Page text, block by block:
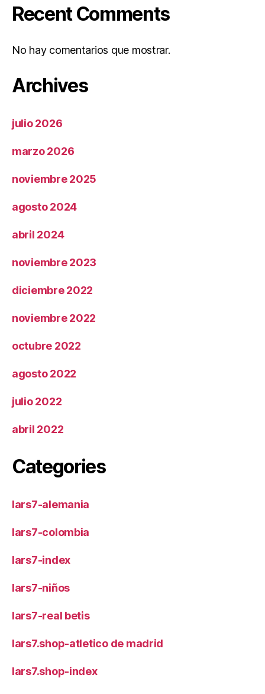
Recent Comments
No hay comentarios que mostrar.
Archives
julio 2026
marzo 2026
noviembre 2025
agosto 2024
abril 2024
noviembre 2023
diciembre 2022
noviembre 2022
octubre 2022
agosto 2022
julio 2022
abril 2022
Categories
lars7-alemania
lars7-colombia
lars7-index
lars7-niños
lars7-real betis
lars7.shop-atletico de madrid
lars7.shop-index